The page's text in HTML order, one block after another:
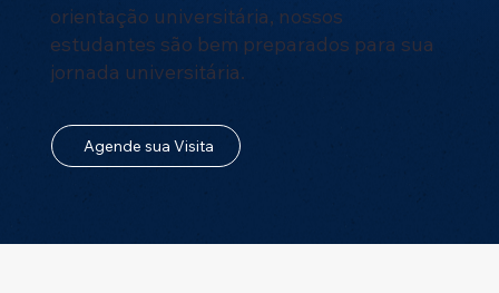
orientação universitária, nossos
estudantes são bem preparados para sua
jornada universitária.
Agende sua Visita